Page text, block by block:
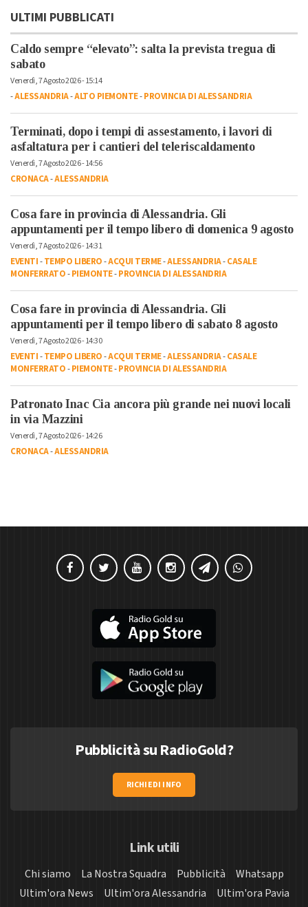
ULTIMI PUBBLICATI
Caldo sempre “elevato”: salta la prevista tregua di
sabato
Venerdì, 7 Agosto 2026 - 15:14
-ALESSANDRIA-ALTO PIEMONTE-PROVINCIA DI ALESSANDRIA
Terminati, dopo i tempi di assestamento, i lavori di
asfaltatura per i cantieri del teleriscaldamento
Venerdì, 7 Agosto 2026 - 14:56
CRONACA-ALESSANDRIA
Cosa fare in provincia di Alessandria. Gli
appuntamenti per il tempo libero di domenica 9 agosto
Venerdì, 7 Agosto 2026 - 14:31
EVENTI-TEMPO LIBERO-ACQUI TERME-ALESSANDRIA-CASALE
MONFERRATO-PIEMONTE-PROVINCIA DI ALESSANDRIA
Cosa fare in provincia di Alessandria. Gli
appuntamenti per il tempo libero di sabato 8 agosto
Venerdì, 7 Agosto 2026 - 14:30
EVENTI-TEMPO LIBERO-ACQUI TERME-ALESSANDRIA-CASALE
MONFERRATO-PIEMONTE-PROVINCIA DI ALESSANDRIA
Patronato Inac Cia ancora più grande nei nuovi locali
in via Mazzini
Venerdì, 7 Agosto 2026 - 14:26
CRONACA-ALESSANDRIA
Pubblicità su RadioGold?
RICHIEDI INFO
Link utili
Chi siamo La Nostra Squadra Pubblicità
Whatsapp
Ultim'ora News
Ultim'ora Alessandria
Ultim'ora Pavia